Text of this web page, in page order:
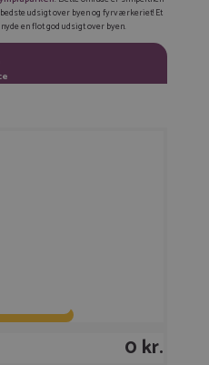
udsigt over byen og fyrværkeriet! Et
en flot god udsigt over byen.
0 kr.